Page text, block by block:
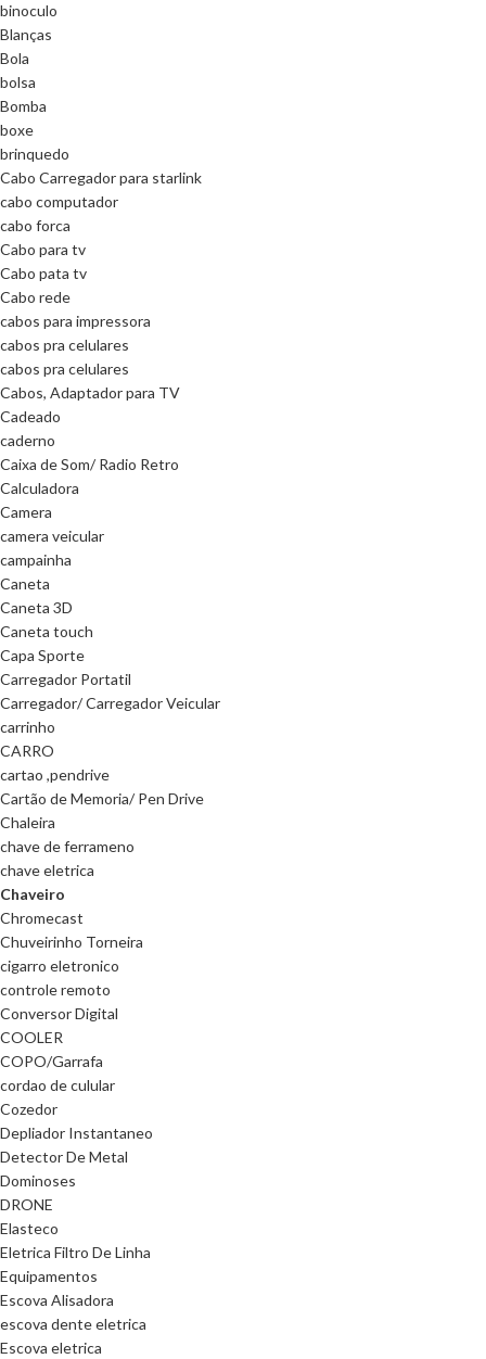
binoculo
Blanças
Bola
bolsa
Bomba
boxe
brinquedo
Cabo Carregador para starlink
cabo computador
cabo forca
Cabo para tv
Cabo pata tv
Cabo rede
cabos para impressora
cabos pra celulares
cabos pra celulares
Cabos, Adaptador para TV
Cadeado
caderno
Caixa de Som/ Radio Retro
Calculadora
Camera
camera veicular
campainha
Caneta
Caneta 3D
Caneta touch
Capa Sporte
Carregador Portatil
Carregador/ Carregador Veicular
carrinho
CARRO
cartao ,pendrive
Cartão de Memoria/ Pen Drive
Chaleira
chave de ferrameno
chave eletrica
Chaveiro
Chromecast
Chuveirinho Torneira
cigarro eletronico
controle remoto
Conversor Digital
COOLER
COPO/Garrafa
cordao de culular
Cozedor
Depliador Instantaneo
Detector De Metal
Dominoses
DRONE
Elasteco
Eletrica Filtro De Linha
Equipamentos
Escova Alisadora
escova dente eletrica
Escova eletrica